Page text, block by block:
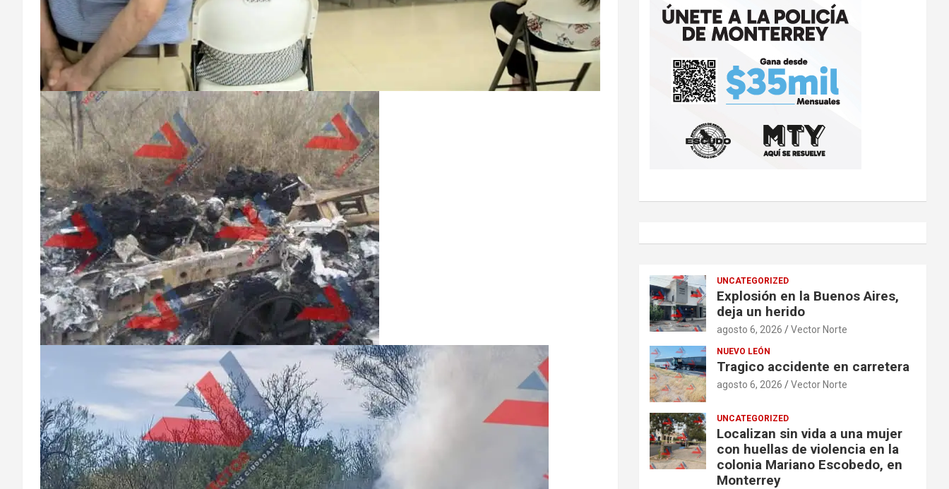
UNCATEGORIZED
Explosión en la Buenos Aires,
deja un herido
agosto 6, 2026 Vector Norte
NUEVO LEÓN
Tragico accidente en carretera
agosto 6, 2026 Vector Norte
UNCATEGORIZED
Localizan sin vida a una mujer
con huellas de violencia en la
colonia Mariano Escobedo, en
Monterrey